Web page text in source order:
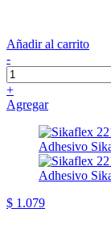
Añadir al carrito
-
+
Agregar
$ 1.079